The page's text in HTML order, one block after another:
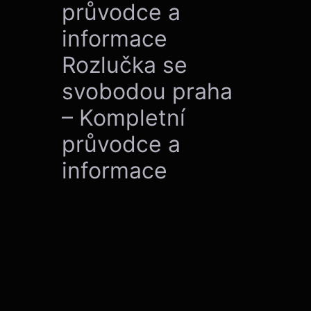
průvodce a
informace
Rozlučka se
svobodou praha
– Kompletní
průvodce a
informace